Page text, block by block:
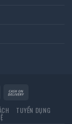
TUYỂN DỤNG